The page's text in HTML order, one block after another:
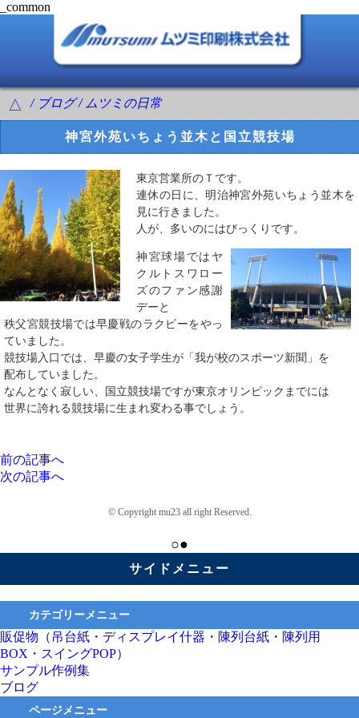
_common
△ / ブログ / ムツミの日常
神宮外苑いちょう並木と国立競技場
東京営業所のＴです。
連休の日に、明治神宮外苑いちょう並木を
見に行きました。
人が、多いのにはびっくりです。
神宮球場ではヤ
クルトスワロー
ズのファン感謝
デーと
秩父宮競技場では早慶戦のラクビーをやっ
ていました。
競技場入口では、早慶の女子学生が「我が校のスポーツ新聞」を
配布していました。
なんとなく寂しい、国立競技場ですが東京オリンピックまでには
世界に誇れる競技場に生まれ変わる事でしょう。
前の記事へ
次の記事へ
© Copyright mu23 all right Reserved.
○●
サイドメニュー
カテゴリーメニュー
販促物（吊台紙・ディスプレイ什器・陳列台紙・陳列用
BOX・スイングPOP）
サンプル作例集
ブログ
ページメニュー